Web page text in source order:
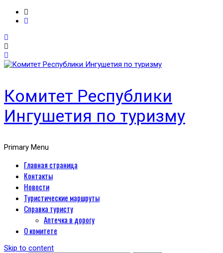
Комитет Республики
Ингушетия по туризму
Primary Menu
Главная страница
Контакты
Новости
Туристические маршруты
Справка туристу
Аптечка в дорогу
О комитете
Skip to content